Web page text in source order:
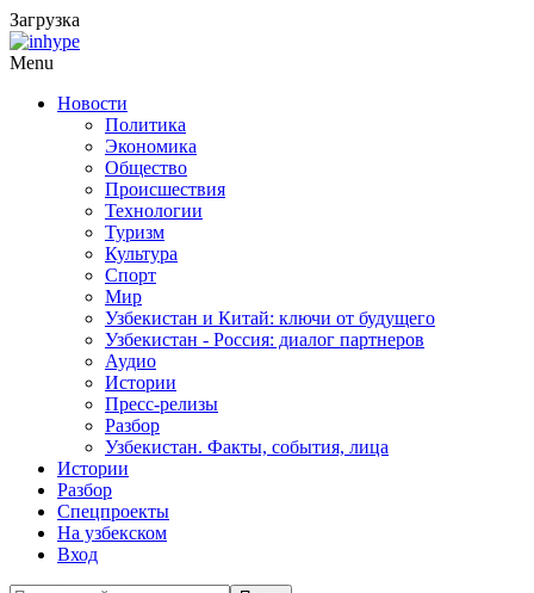
Загрузка
Menu
Новости
Политика
Экономика
Общество
Происшествия
Технологии
Туризм
Культура
Спорт
Мир
Узбекистан и Китай: ключи от будущего
Узбекистан - Россия: диалог партнеров
Аудио
Истории
Пресс-релизы
Разбор
Узбекистан. Факты, события, лица
Истории
Разбор
Спецпроекты
На узбекском
Вход